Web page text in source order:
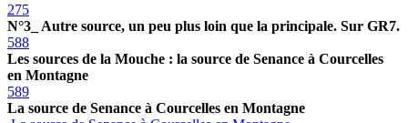
275
N°3_ Autre source, un peu plus loin que la principale. Sur GR7.
588
Les sources de la Mouche : la source de Senance à Courcelles
en Montagne
589
La source de Senance à Courcelles en Montagne